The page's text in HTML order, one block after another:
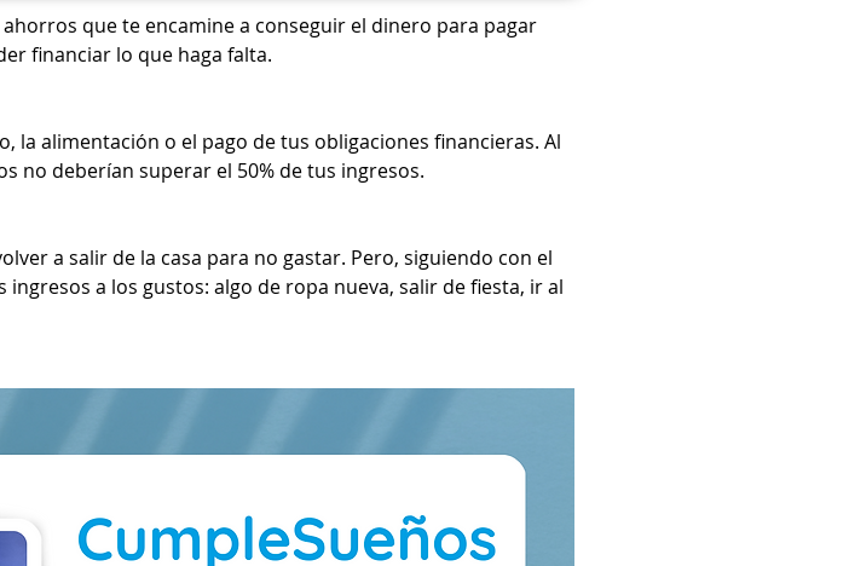
que te encamine a conseguir el dinero para pagar
financiar lo que haga falta.
la alimentación o el pago de tus obligaciones financieras. Al
no deberían superar el 50% de tus ingresos.
a salir de la casa para no gastar. Pero, siguiendo con el
a los gustos: algo de ropa nueva, salir de fiesta, ir al